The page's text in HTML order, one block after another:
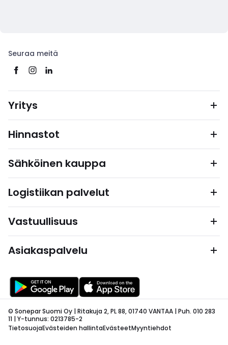
Seuraa meitä
Yritys
Hinnastot
Sähköinen kauppa
Logistiikan palvelut
Vastuullisuus
Asiakaspalvelu
© Sonepar Suomi Oy | Ritakuja 2, PL 88, 01740 VANTAA | Puh. 010 283
11 | Y-tunnus: 0213785-2
TietosuojaEvästeiden hallintaEvästeetMyyntiehdot